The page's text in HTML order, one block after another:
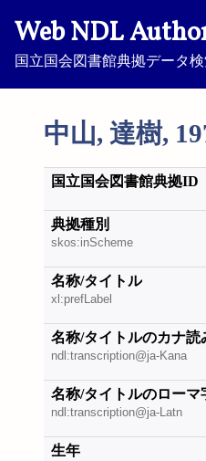
Web NDL
国立国会図書館典拠データ
中山, 達樹,
国立国会図書館典拠ID
典拠種別
skos:inScheme
名称/タイトル
xl:prefLabel
名称/タイトルのカナ読
ndl:transcription@ja-Kana
名称/タイトルのローマ
ndl:transcription@ja-Latn
生年